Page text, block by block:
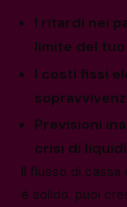
I ritardi nei
limite del
I costi fissi
Previsioni
crisi di
Il flusso di
è solido, puoi